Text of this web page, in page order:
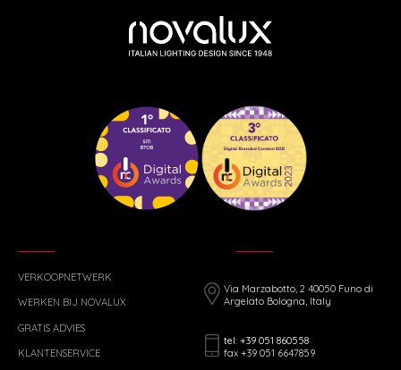
VERKOOPNETWERK
WERKEN BIJ NOVALUX
GRATIS ADVIES
KLANTENSERVICE
Via Marzabotto, 2 40050 Funo di
Argelato Bologna, Italy
tel: +39 051 860558
fax +39 051 6647859